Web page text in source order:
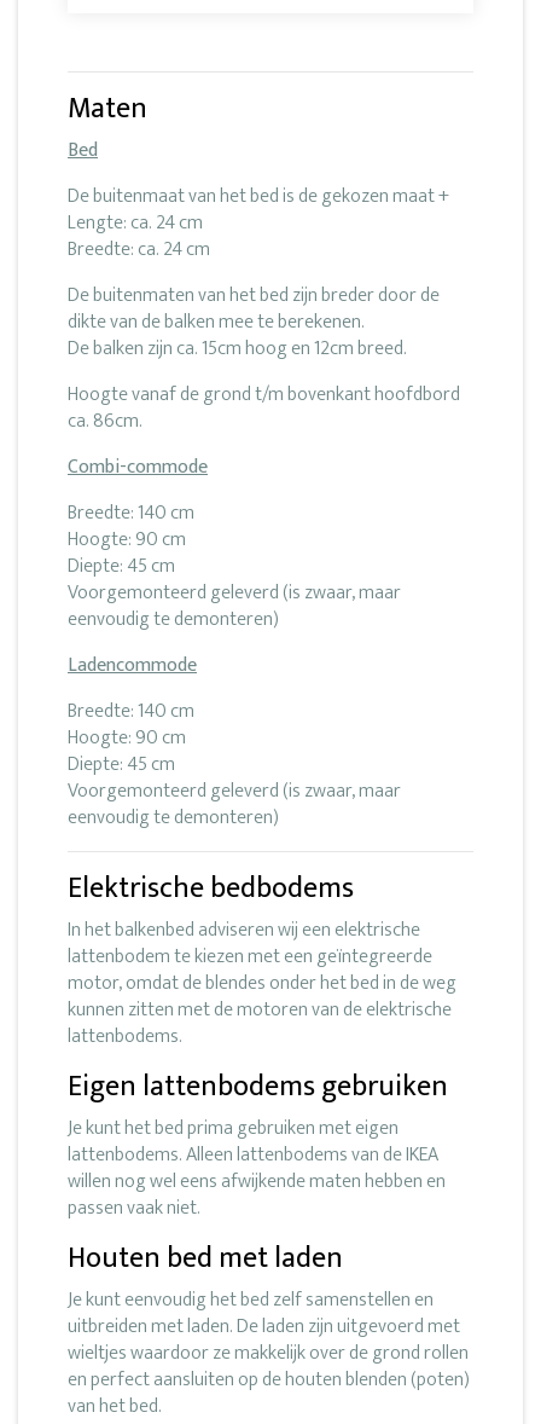
Maten
Bed
De buitenmaat van het bed is de gekozen maat +
Lengte: ca. 24 cm
Breedte: ca. 24 cm
De buitenmaten van het bed zijn breder door de
dikte van de balken mee te berekenen.
De balken zijn ca. 15cm hoog en 12cm breed.
Hoogte vanaf de grond t/m bovenkant hoofdbord
ca. 86cm.
Combi-commode
Breedte: 140 cm
Hoogte: 90 cm
Diepte: 45 cm
Voorgemonteerd geleverd (is zwaar, maar
eenvoudig te demonteren)
Ladencommode
Breedte: 140 cm
Hoogte: 90 cm
Diepte: 45 cm
Voorgemonteerd geleverd (is zwaar, maar
eenvoudig te demonteren)
Elektrische bedbodems
In het balkenbed adviseren wij een elektrische
lattenbodem te kiezen met een geïntegreerde
motor, omdat de blendes onder het bed in de weg
kunnen zitten met de motoren van de elektrische
lattenbodems.
Eigen lattenbodems gebruiken
Je kunt het bed prima gebruiken met eigen
lattenbodems. Alleen lattenbodems van de IKEA
willen nog wel eens afwijkende maten hebben en
passen vaak niet.
Houten bed met laden
Je kunt eenvoudig het bed zelf samenstellen en
uitbreiden met laden. De laden zijn uitgevoerd met
wieltjes waardoor ze makkelijk over de grond rollen
en perfect aansluiten op de houten blenden (poten)
van het bed.